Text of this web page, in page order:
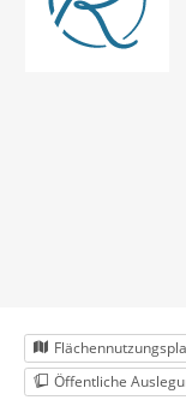
Öffentliche